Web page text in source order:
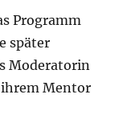
Programm
später
Moderatorin
Mentor